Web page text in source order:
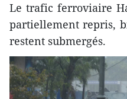
Le trafic ferroviaire
partiellement repris,
restent submergés.